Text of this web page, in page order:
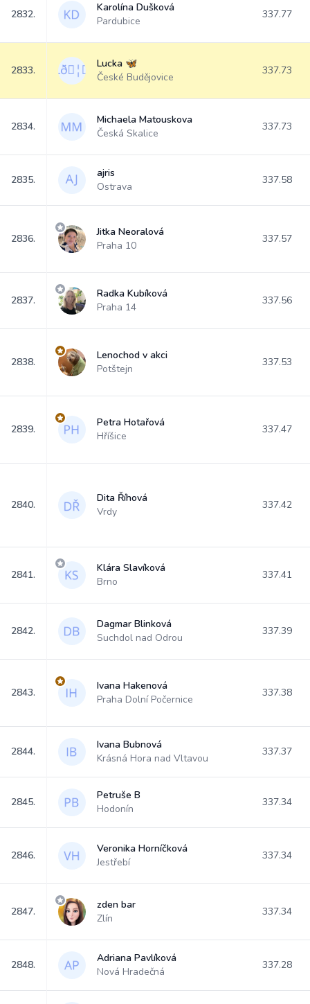
2832.
Karolína Dušková
Pardubice
337.77
2833.
Lucka 🦋
České Budějovice
337.73
2834.
Michaela Matouskova
Česká Skalice
337.73
2835.
ajris
Ostrava
337.58
2836.
Jitka Neoralová
Praha 10
337.57
2837.
Radka Kubíková
Praha 14
337.56
2838.
Lenochod v akci
Potštejn
337.53
2839.
Petra Hotařová
Hříšice
337.47
2840.
Dita Říhová
Vrdy
337.42
2841.
Klára Slavíková
Brno
337.41
2842.
Dagmar Blinková
Suchdol nad Odrou
337.39
2843.
Ivana Hakenová
Praha Dolní Počernice
337.38
2844.
Ivana Bubnová
Krásná Hora nad Vltavou
337.37
2845.
Petruše B
Hodonín
337.34
2846.
Veronika Horníčková
Jestřebí
337.34
2847.
zden bar
Zlín
337.34
2848.
Adriana Pavlíková
Nová Hradečná
337.28